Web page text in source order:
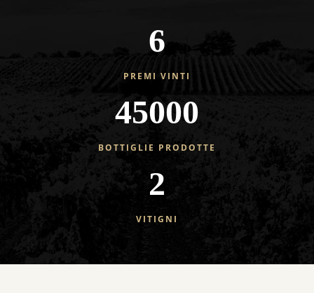
6
PREMI VINTI
45000
BOTTIGLIE PRODOTTE
2
VITIGNI